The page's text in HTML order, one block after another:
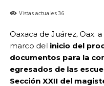
Vistas actuales 36
Oaxaca de Juárez, Oax.
marco del inicio del
documentos para la
egresados de las
Sección XXII del